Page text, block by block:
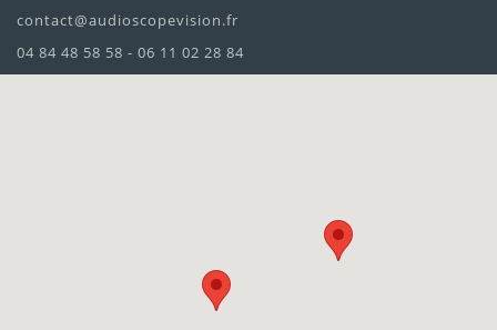
contact@audioscopevision.fr
04 84 48 58 58 - 06 11 02 28 84